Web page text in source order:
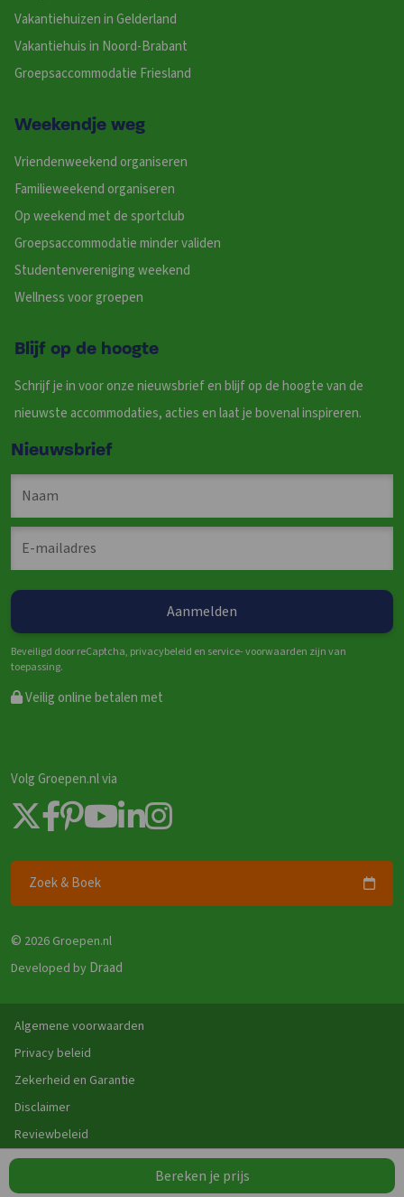
Bereken je prijs
Vakantiehuizen in Gelderland
Vakantiehuis in Noord-Brabant
Groepsaccommodatie Friesland
Weekendje weg
Vriendenweekend organiseren
Familieweekend organiseren
Op weekend met de sportclub
Groepsaccommodatie minder validen
Studentenvereniging weekend
Wellness voor groepen
Blijf op de hoogte
Schrijf je in voor onze nieuwsbrief en blijf op de hoogte van de
nieuwste accommodaties, acties en laat je bovenal inspireren.
Nieuwsbrief
Beveiligd door reCaptcha, privacybeleid en service- voorwaarden zijn van
toepassing.
Veilig online betalen met
Volg Groepen.nl via
Zoek & Boek
© 2026 Groepen.nl
Developed by Draad
Algemene voorwaarden
Privacy beleid
Zekerheid en Garantie
Disclaimer
Reviewbeleid